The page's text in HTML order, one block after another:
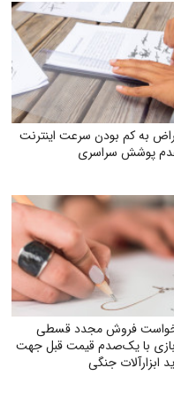
به کم بودن سرعت اینترنت
پوشش سراسری
فروش مجدد قسطی
با یک‌صدم قیمت قبل جهت
ابزارآلات جنگی